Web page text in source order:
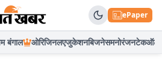
ePaper
बंगाल ओरिजिनलएजुकेशनबिजनेसमनोरंजनटेकऑटो